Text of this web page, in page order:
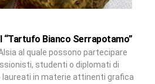
“Tartufo Bianco Serrapotamo”
al quale possono partecipare
studenti o diplomati di
in materie attinenti grafica